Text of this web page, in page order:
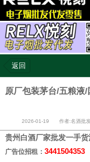
返回
原厂包装茅台/五粮液
2026-01-19 作者:名酒批
贵州白酒厂家批发一手
广告位招租： 3441504353